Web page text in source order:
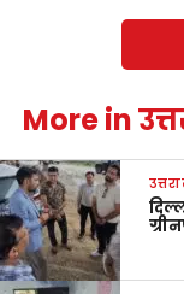
More in